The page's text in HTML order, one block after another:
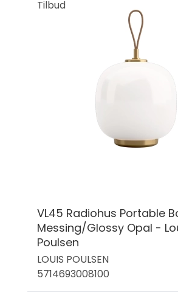
Tilbud
VL45 Radiohus Portable
Messing/Glossy Opal -
Poulsen
LOUIS POULSEN
5714693008100